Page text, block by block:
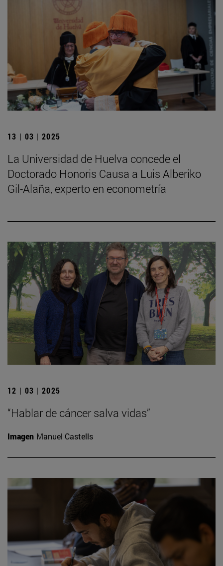
13 | 03 | 2025
La Universidad de Huelva concede el
Doctorado Honoris Causa a Luis Alberiko
Gil-Alaña, experto en econometría
12 | 03 | 2025
“Hablar de cáncer salva vidas”
Imagen Manuel Castells